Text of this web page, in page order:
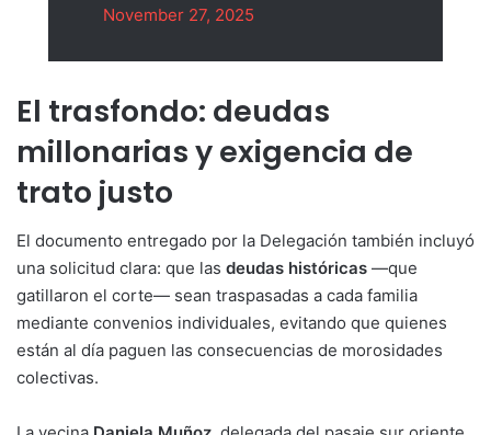
November 27, 2025
El trasfondo: deudas
millonarias y exigencia de
trato justo
El documento entregado por la Delegación también incluyó
una solicitud clara: que las deudas históricas —que
gatillaron el corte— sean traspasadas a cada familia
mediante convenios individuales, evitando que quienes
están al día paguen las consecuencias de morosidades
colectivas.